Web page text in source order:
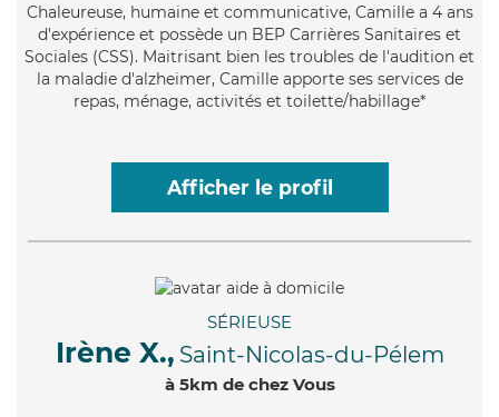
Chaleureuse, humaine et communicative, Camille a 4 ans
d'expérience et possède un BEP Carrières Sanitaires et
Sociales (CSS). Maitrisant bien les troubles de l'audition et
la maladie d'alzheimer, Camille apporte ses services de
repas, ménage, activités et toilette/habillage*
Afficher le profil
SÉRIEUSE
Irène X., Saint-Nicolas-du-Pélem
à 5km de chez Vous